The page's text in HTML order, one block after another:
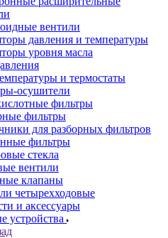
вентили
давления и температуры
уровня масла
и термостаты
осушители
фильтры
фильтры
для разборных фильтров
фильтры
стекла
вентили
клапаны
четырехходовые
и аксессуары
устройства